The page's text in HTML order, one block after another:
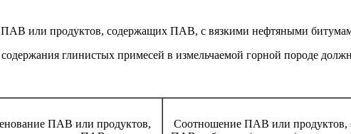
ПАВ или продуктов, содержащих ПАВ, с вязкими нефтяными
глинистых примесей в измельчаемой горной породе
ПАВ или продуктов,
Соотношение ПАВ или продуктов,